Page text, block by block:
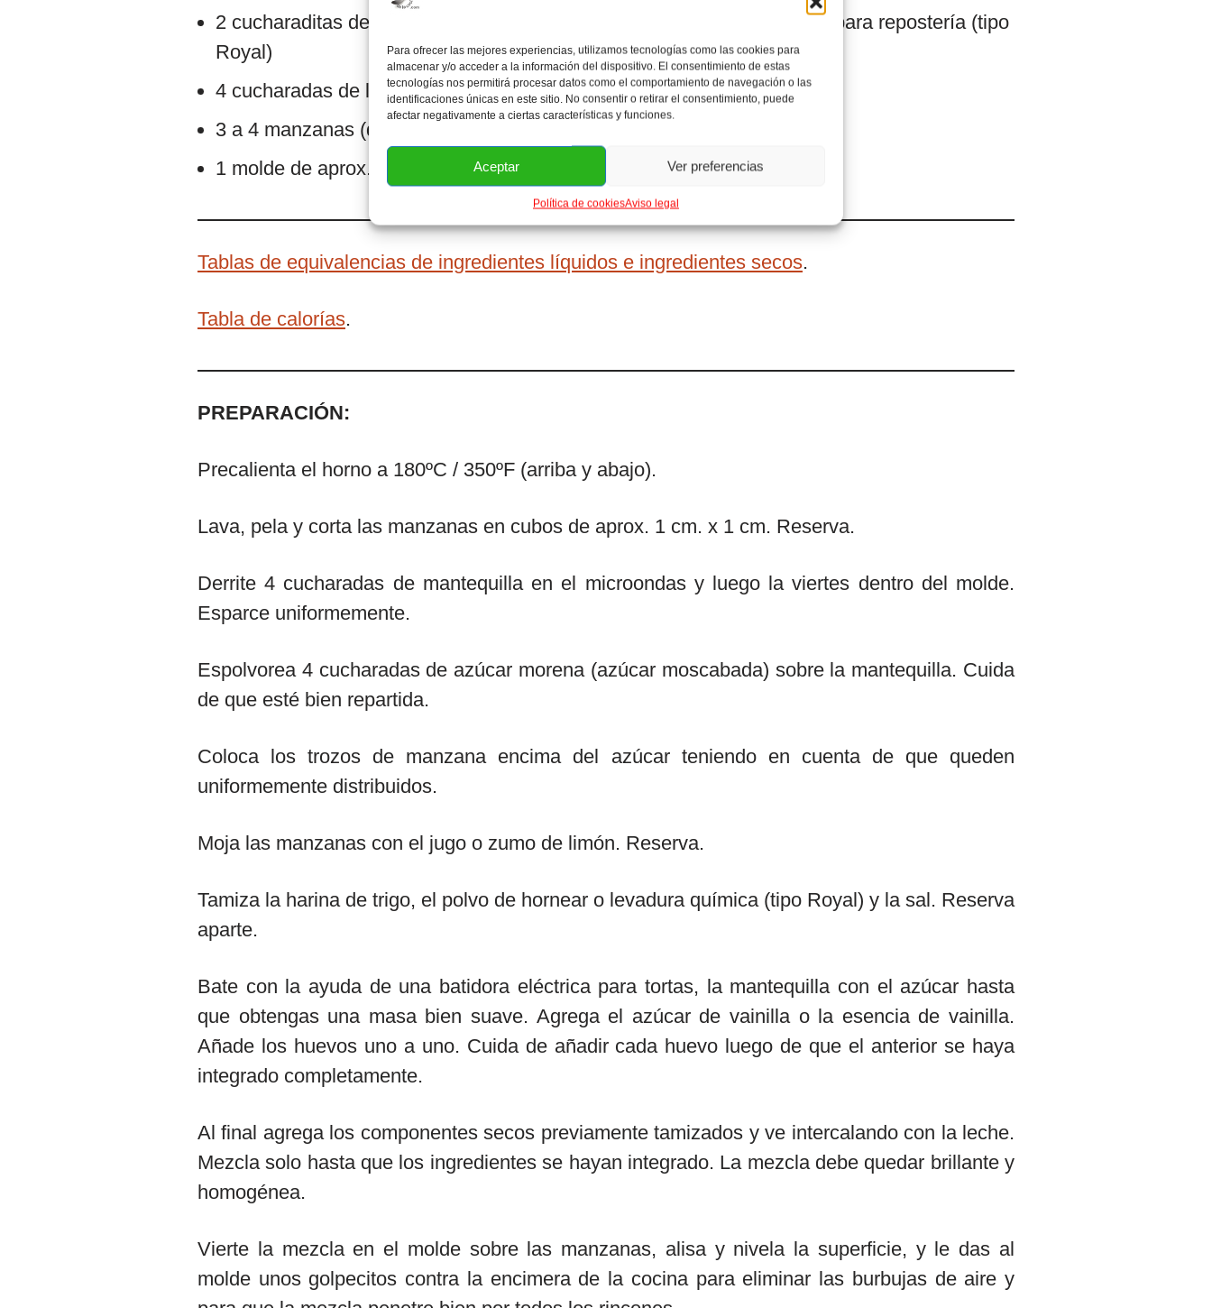
Para ofrecer las mejores experiencias, utilizamos tecnologías como las cookies para
almacenar y/o acceder a la información del dispositivo. El consentimiento de estas
tecnologías nos permitirá procesar datos como el comportamiento de navegación o las
identificaciones únicas en este sitio. No consentir o retirar el consentimiento, puede
afectar negativamente a ciertas características y funciones.
Aceptar Ver preferencias
Política de cookiesAviso legal
2 cucharaditas de polvo de hornear para repostería o levadura química para repostería (tipo
Royal)
4 cucharadas de leche a temperatura ambiente
3 a 4 manzanas (depende del tamaño)
1 molde de aprox. 22 cm. de diámetro
que NO sea desmoldable
Tablas de equivalencias de ingredientes líquidos e ingredientes secos.
Tabla de calorías.
PREPARACIÓN:
Precalienta el horno a 180ºC / 350ºF (arriba y abajo).
Lava, pela y corta las manzanas en cubos de aprox. 1 cm. x 1 cm. Reserva.
Derrite 4 cucharadas de mantequilla en el microondas y luego la viertes dentro del molde.
Esparce uniformemente.
Espolvorea 4 cucharadas de azúcar morena (azúcar moscabada) sobre la mantequilla. Cuida
de que esté bien repartida.
Coloca los trozos de manzana encima del azúcar teniendo en cuenta de que queden
uniformemente distribuidos.
Moja las manzanas con el jugo o zumo de limón. Reserva.
Tamiza la harina de trigo, el polvo de hornear o levadura química (tipo Royal) y la sal. Reserva
aparte.
Bate con la ayuda de una batidora eléctrica para tortas, la mantequilla con el azúcar hasta
que obtengas una masa bien suave. Agrega el azúcar de vainilla o la esencia de vainilla.
Añade los huevos uno a uno. Cuida de añadir cada huevo luego de que el anterior se haya
integrado completamente.
Al final agrega los componentes secos previamente tamizados y ve intercalando con la leche.
Mezcla solo hasta que los ingredientes se hayan integrado. La mezcla debe quedar brillante y
homogénea.
Vierte la mezcla en el molde sobre las manzanas, alisa y nivela la superficie, y le das al
molde unos golpecitos contra la encimera de la cocina para eliminar las burbujas de aire y